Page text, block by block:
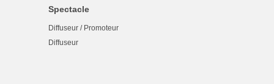
Spectacle
Diffuseur / Promoteur
Diffuseur